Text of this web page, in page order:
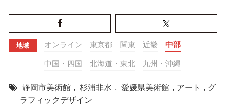
地域 オンライン 東京都 関東 近畿 中部
中国・四国 北海道・東北 九州・沖縄
静岡市美術館 , 杉浦非水 , 愛媛県美術館 , アート , グ
ラフィックデザイン